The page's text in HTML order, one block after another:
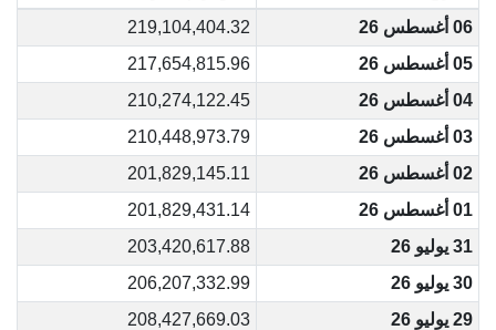
06 أغسطس 26
219,104,404.32
05 أغسطس 26
217,654,815.96
04 أغسطس 26
210,274,122.45
03 أغسطس 26
210,448,973.79
02 أغسطس 26
201,829,145.11
01 أغسطس 26
201,829,431.14
31 يوليو 26
203,420,617.88
30 يوليو 26
206,207,332.99
29 يوليو 26
208,427,669.03